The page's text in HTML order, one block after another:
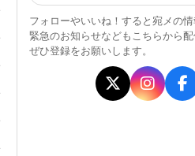
フォローやいいね！すると宛メの情
緊急のお知らせなどもこちらから配
ぜひ登録をお願いします。